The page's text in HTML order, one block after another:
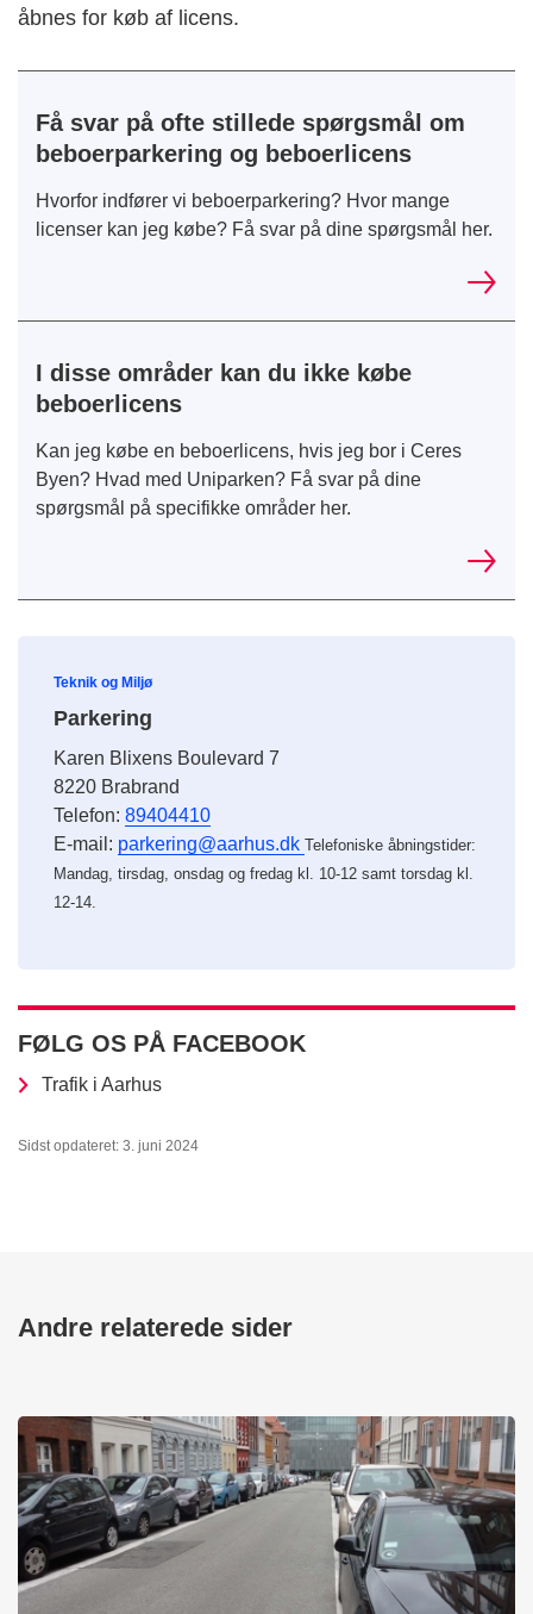
åbnes for køb af licens.
Få svar på ofte stillede spørgsmål om
beboerparkering og beboerlicens
Hvorfor indfører vi beboerparkering? Hvor mange
licenser kan jeg købe? Få svar på dine spørgsmål her.
I disse områder kan du ikke købe
beboerlicens
Kan jeg købe en beboerlicens, hvis jeg bor i Ceres
Byen? Hvad med Uniparken? Få svar på dine
spørgsmål på specifikke områder her.
Teknik og Miljø
Parkering
Karen Blixens Boulevard 7
8220 Brabrand
Telefon: 89404410
E-mail: parkering@aarhus.dk Telefoniske åbningstider:
Mandag, tirsdag, onsdag og fredag kl. 10-12 samt torsdag kl.
12-14.
FØLG OS PÅ FACEBOOK
Trafik i Aarhus
Sidst opdateret: 3. juni 2024
Andre relaterede sider